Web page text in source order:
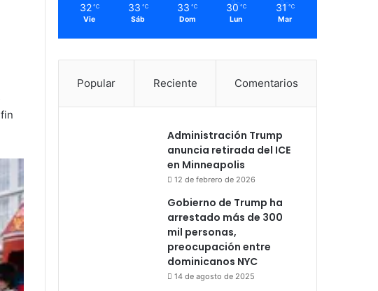
32 ℃
Vie
33 ℃
Sáb
33 ℃
Dom
30 ℃
Lun
31 ℃
Mar
Popular Reciente Comentarios
Administración Trump
anuncia retirada del ICE
en Minneapolis
12 de febrero de 2026
Gobierno de Trump ha
arrestado más de 300
mil personas,
preocupación entre
dominicanos NYC
14 de agosto de 2025